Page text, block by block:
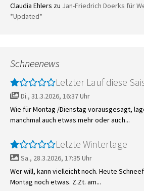
Claudia Ehlers zu Jan-Friedrich Doerks für
*Updated*
Schneenews
Letzter Lauf diese
Di., 31.3.2026, 16:37 Uhr
Wie für Montag /Dienstag vorausgesagt,
manchmal auch etwas mehr oder auch...
Letzte Wintertage
Sa., 28.3.2026, 17:35 Uhr
Wer will, kann vielleicht noch. Heute
Montag noch etwas. Z.Zt. am...